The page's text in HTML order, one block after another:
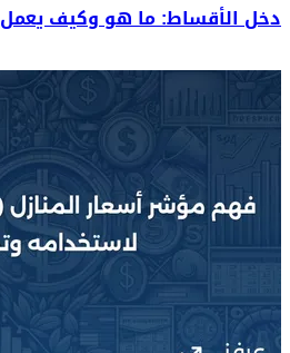
دخل الأقساط: ما هو وكيف يعمل